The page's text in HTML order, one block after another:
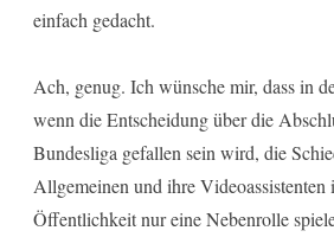
einfach gedacht.
Ach, genug. Ich wünsche mir, dass in
wenn die Entscheidung über die
Bundesliga gefallen sein wird, die
Allgemeinen und ihre Videoassistenten
Öffentlichkeit nur eine Nebenrolle